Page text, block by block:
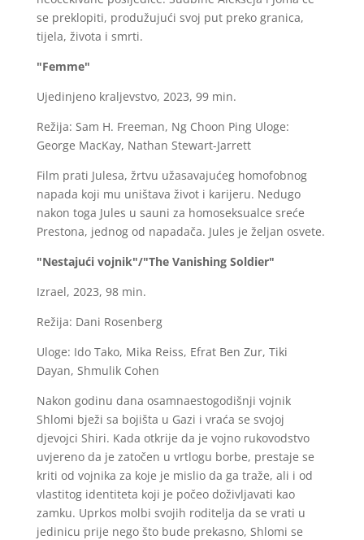
se preklopiti, produžujući svoj put preko granica,
tijela, života i smrti.
"Femme"
Ujedinjeno kraljevstvo, 2023, 99 min.
Režija: Sam H. Freeman, Ng Choon Ping Uloge:
George MacKay, Nathan Stewart-Jarrett
Film prati Julesa, žrtvu užasavajućeg homofobnog
napada koji mu uništava život i karijeru. Nedugo
nakon toga Jules u sauni za homoseksualce sreće
Prestona, jednog od napadača. Jules je željan osvete.
"Nestajući vojnik"/"The Vanishing Soldier"
Izrael, 2023, 98 min.
Režija: Dani Rosenberg
Uloge: Ido Tako, Mika Reiss, Efrat Ben Zur, Tiki
Dayan, Shmulik Cohen
Nakon godinu dana osamnaestogodišnji vojnik
Shlomi bježi sa bojišta u Gazi i vraća se svojoj
djevojci Shiri. Kada otkrije da je vojno rukovodstvo
uvjereno da je zatočen u vrtlogu borbe, prestaje se
kriti od vojnika za koje je mislio da ga traže, ali i od
vlastitog identiteta koji je počeo doživljavati kao
zamku. Uprkos molbi svojih roditelja da se vrati u
jedinicu prije nego što bude prekasno, Shlomi se